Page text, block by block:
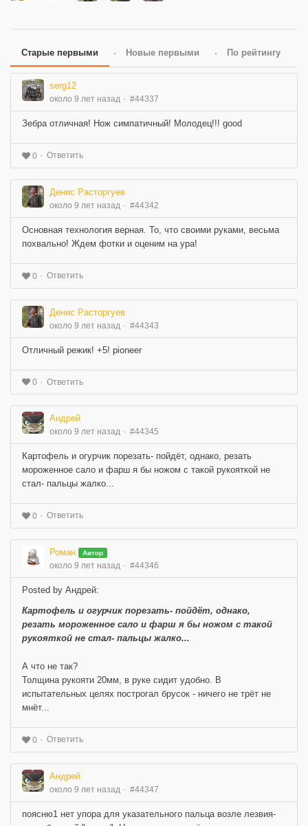
Старые первыми Новые первыми По рейтингу
serg12
около 9 лет назад #44337
Зебра отличная! Нож симпатичный! Молодец!!! good
0 Ответить
Денис Расторгуев
около 9 лет назад #44342
Основная технология верная. То, что своими руками, весьма
похвально! Ждем фотки и оценим на ура!
0 Ответить
Денис Расторгуев
около 9 лет назад #44343
Отличный режик! +5! pioneer
0 Ответить
Андрей
около 9 лет назад #44345
Картофель и огурчик порезать- пойдёт, однако, резать
мороженное сало и фарш я бы ножом с такой рукояткой не
стал- пальцы жалко...
0 Ответить
Роман Автор
около 9 лет назад #44346
Posted by Андрей:
Картофель и огурчик порезать- пойдёт, однако,
резать мороженное сало и фарш я бы ножом с такой
рукояткой не стал- пальцы жалко...
А что не так?
Толщина рукояти 20мм, в руке сидит удобно. В
испытательных целях построгал брусок - ничего не трёт не
мнёт...
0 Ответить
Андрей
около 9 лет назад #44347
поясню1 нет упора для указательного пальца возле лезвия-